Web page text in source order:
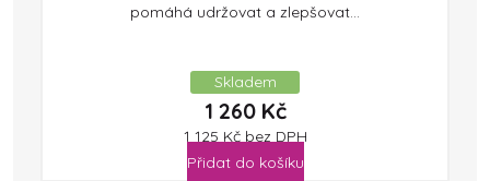
pomáhá udržovat a zlepšovat...
Skladem
1 260 Kč
1 125 Kč bez DPH
Přidat do košíku